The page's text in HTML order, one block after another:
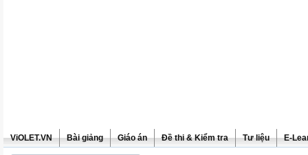
ViOLET.VN Bài giảng Giáo án Đề thi & Kiểm tra Tư liệu E-